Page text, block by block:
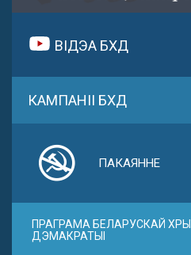
ВІДЭА БХД
КАМПАНІІ БХД
ПАКАЯННЕ
ПРАГРАМА БЕЛАРУСКАЙ
ДЭМАКРАТЫІ